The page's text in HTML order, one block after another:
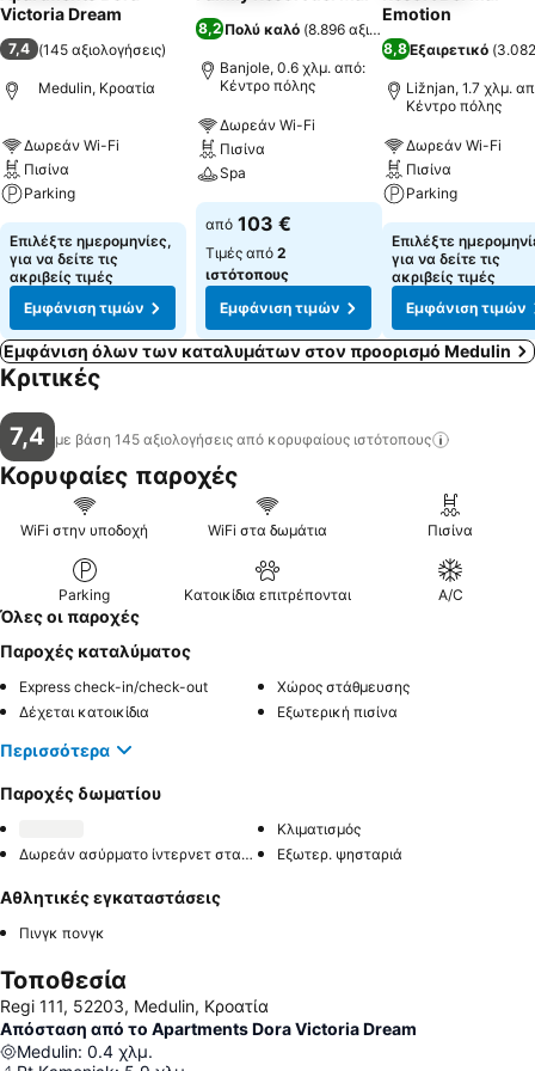
Victoria Dream
7,4 (145 αξιολογήσεις)
Medulin, Κροατία
Δωρεάν Wi-Fi
Πισίνα
Parking
Επιλέξτε ημερομηνίες,
για να δείτε τις
ακριβείς τιμές
Εμφάνιση τιμών
8,2 Πολύ καλό (8.896 αξιολογήσεις
Banjole, 0.6 χλμ. από:
Κέντρο πόλης
Δωρεάν Wi-Fi
Πισίνα
Spa
από 103 €
Τιμές από 2
ιστότοπους
Εμφάνιση τιμών
Emotion
8,8Εξαιρετικό (3.082
Ližnjan, 1.7 χλμ.
Κέντρο πόλης
Δωρεάν Wi-Fi
Πισίνα
Parking
Επιλέξτε
για να δείτε τις
ακριβείς τιμές
Εμφάνιση τιμών
Εμφάνιση όλων των καταλυμάτων στον προορισμό Medulin
Κριτικές
7,4 με βάση 145 αξιολογήσεις από κορυφαίους ιστότοπους
Κορυφαίες παροχές
WiFi στην υποδοχή WiFi στα δωμάτια Πισίνα
Parking Κατοικίδια επιτρέπονται A/C
Όλες οι παροχές
Παροχές καταλύματος
Express check-in/check-out
Χώρος στάθμευσης
Δέχεται κατοικίδια
Εξωτερική πισίνα
Περισσότερα
Παροχές δωματίου
Κλιματισμός
Δωρεάν ασύρματο ίντερνετ στα δωμάτια
Εξωτερ. ψησταριά
Αθλητικές εγκαταστάσεις
Πινγκ πονγκ
Τοποθεσία
Regi 111, 52203, Medulin, Κροατία
Απόσταση από το Apartments Dora Victoria Dream
Medulin: 0.4 χλμ.